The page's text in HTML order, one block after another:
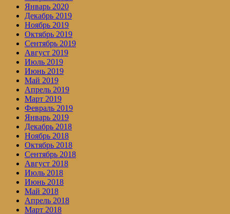
Январь 2020
Декабрь 2019
Ноябрь 2019
Октябрь 2019
Сентябрь 2019
Август 2019
Июль 2019
Июнь 2019
Май 2019
Апрель 2019
Март 2019
Февраль 2019
Январь 2019
Декабрь 2018
Ноябрь 2018
Октябрь 2018
Сентябрь 2018
Август 2018
Июль 2018
Июнь 2018
Май 2018
Апрель 2018
Март 2018